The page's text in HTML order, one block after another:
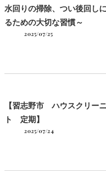
水回りの掃除、つい後回し
るための大切な習慣～
2025/07/25
【習志野市 ハウスクリー
ト 定期】
2025/07/24